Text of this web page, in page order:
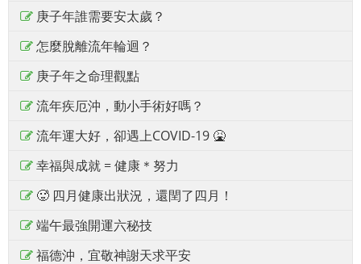
庚子年誰需要安太歲？
怎麼脫離流年輪迴？
庚子年之命理觀點
流年疾厄沖，動小手術好嗎？
流年運大好，卻遇上COVID-19 🤮
幸福與成就 = 健康＊努力
🥵 四月健康出狀況，還閏了四月！
端午最強開運六秘技
福德沖，宜敬神謝天求平安